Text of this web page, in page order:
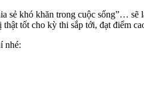
sẻ khó khăn trong cuộc sống”…
tốt cho kỳ thi sắp tới, đạt điểm
nhé: